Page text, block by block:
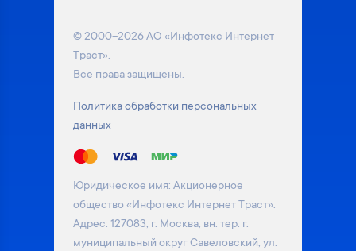
© 2000–2026 АО «Инфотекс Интернет
Траст».
Все права защищены.
Политика обработки персональных
данных
Юридическое имя: Акционерное
общество «Инфотекс Интернет Траст».
Адрес: 127083, г. Москва, вн. тер. г.
муниципальный округ Савеловский, ул.